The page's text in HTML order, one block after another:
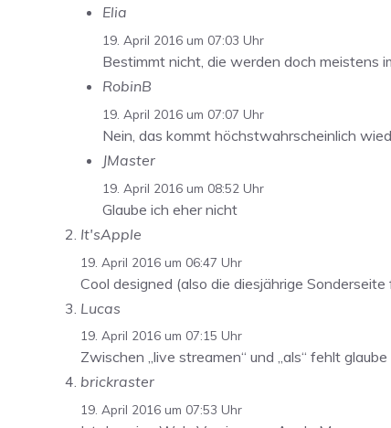
Elia
19. April 2016 um 07:03 Uhr
Bestimmt nicht, die werden doch meistens
RobinB
19. April 2016 um 07:07 Uhr
Nein, das kommt höchstwahrscheinlich
JMaster
19. April 2016 um 08:52 Uhr
Glaube ich eher nicht
It'sApple
19. April 2016 um 06:47 Uhr
Cool designed (also die diesjährige
Lucas
19. April 2016 um 07:15 Uhr
Zwischen „live streamen“ und „als“ fehlt glaube
brickraster
19. April 2016 um 07:53 Uhr